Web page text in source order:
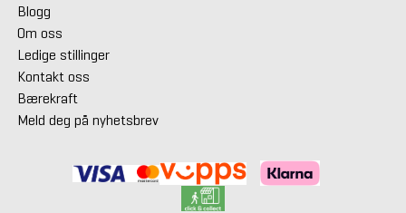
Blogg
Om oss
Ledige stillinger
Kontakt oss
Bærekraft
Meld deg på nyhetsbrev